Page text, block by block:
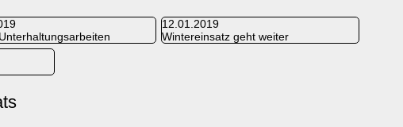
12.01.2019
Wintereinsatz geht weiter